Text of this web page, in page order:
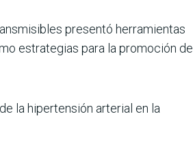
pre­sentó herramientas
estrategias para la promoción de
la hipertensión arterial en la